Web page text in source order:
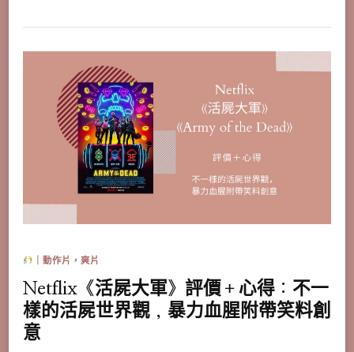
｜動作片，爽片
Netflix《活屍大軍》評價＋心得：不一
樣的活屍世界觀，暴力血腥附帶笑料創
意